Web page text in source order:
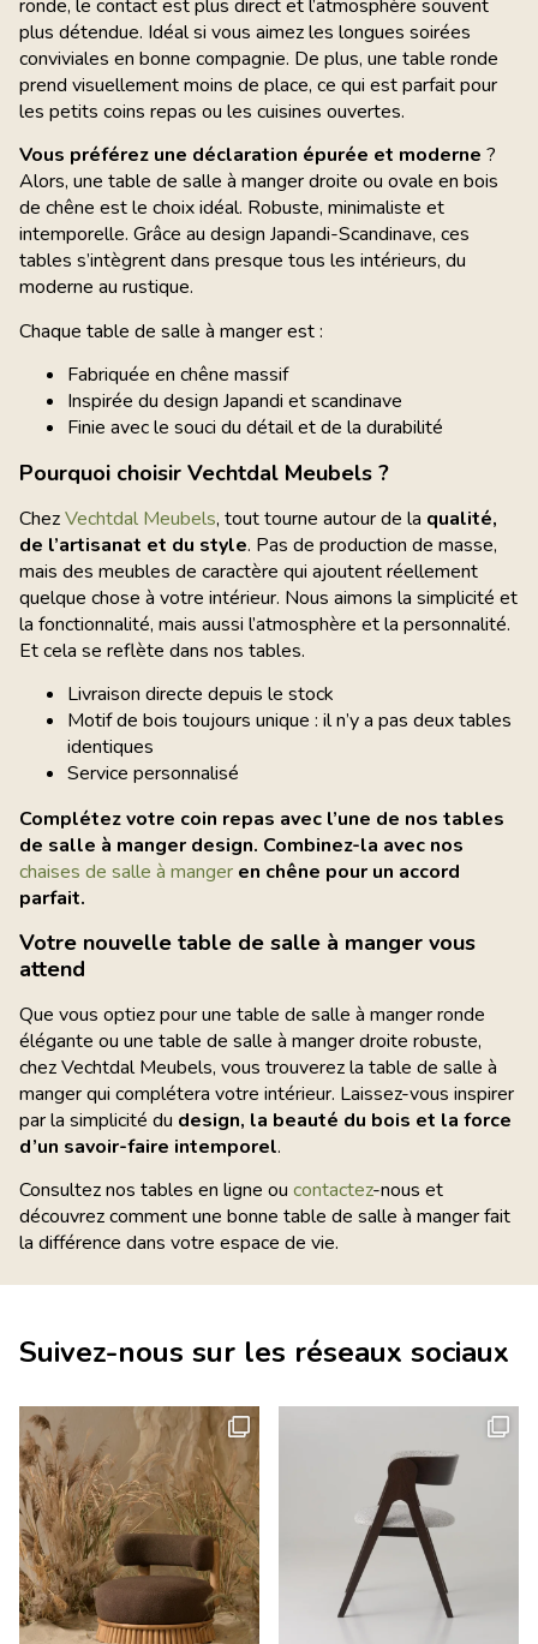
ronde, le contact est plus direct et l’atmosphère souvent
plus détendue. Idéal si vous aimez les longues soirées
conviviales en bonne compagnie. De plus, une table ronde
prend visuellement moins de place, ce qui est parfait pour
les petits coins repas ou les cuisines ouvertes.
Vous préférez une déclaration épurée et moderne ?
Alors, une table de salle à manger droite ou ovale en bois
de chêne est le choix idéal. Robuste, minimaliste et
intemporelle. Grâce au design Japandi-Scandinave, ces
tables s’intègrent dans presque tous les intérieurs, du
moderne au rustique.
Chaque table de salle à manger est :
Fabriquée en chêne massif
Inspirée du design Japandi et scandinave
Finie avec le souci du détail et de la durabilité
Pourquoi choisir Vechtdal Meubels ?
ChezVechtdal Meubels, tout tourne autour de la qualité,
de l’artisanat et du style. Pas de production de masse,
mais des meubles de caractère qui ajoutent réellement
quelque chose à votre intérieur. Nous aimons la simplicité et
la fonctionnalité, mais aussi l’atmosphère et la personnalité.
Et cela se reflète dans nos tables.
Livraison directe depuis le stock
Motif de bois toujours unique : il n’y a pas deux tables
identiques
Service personnalisé
Complétez votre coin repas avec l’une de nos tables
de salle à manger design. Combinez-la avec nos
chaises de salle à manger en chêne pour un accord
parfait.
Votre nouvelle table de salle à manger vous
attend
Que vous optiez pour une table de salle à manger ronde
élégante ou une table de salle à manger droite robuste,
chez Vechtdal Meubels, vous trouverez la table de salle à
manger qui complétera votre intérieur. Laissez-vous inspirer
par la simplicité du design, la beauté du bois et la force
d’un savoir-faire intemporel.
Consultez nos tables en ligne ou contactez-nous et
découvrez comment une bonne table de salle à manger fait
la différence dans votre espace de vie.
Suivez-nous sur les réseaux sociaux